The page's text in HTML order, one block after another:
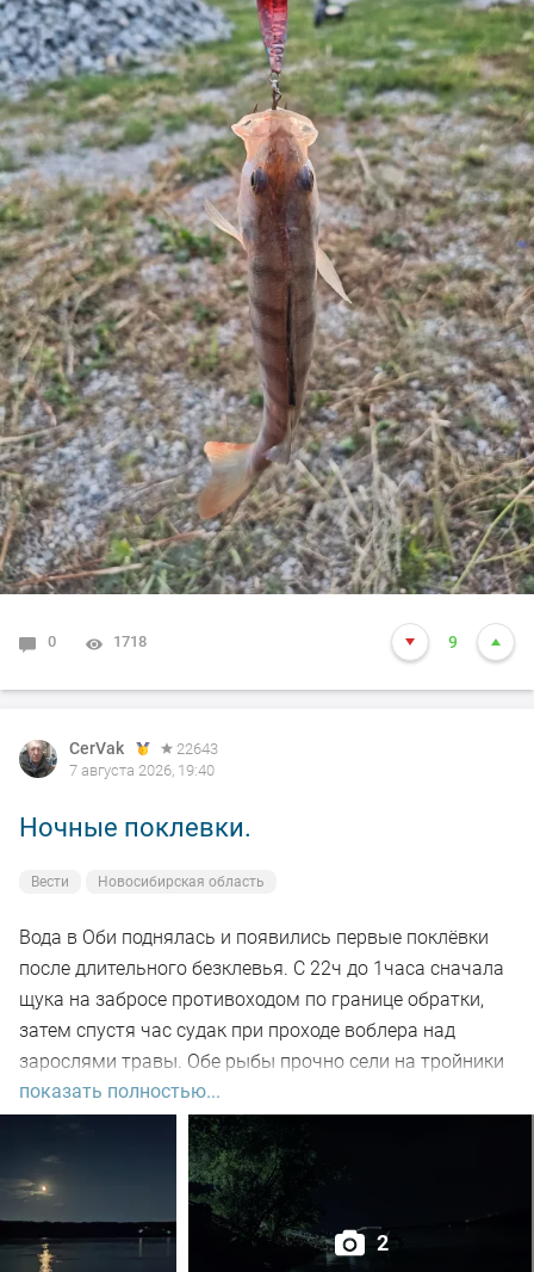
0 1718 9
CerVak
22643
7 августа 2026, 19:40
Ночные поклевки.
Вести Новосибирская область
Вода в Оби поднялась и появились первые поклёвки
после длительного безклевья. С 22ч до 1часа сначала
щука на забросе противоходом по границе обратки,
затем спустя час судак при проходе воблера над
зарослями травы. Обе рыбы прочно сели на тройники
и при чистке оказались с пустыми желудками. Ждем
дальнейших поклёвок.
показать полностью...
2